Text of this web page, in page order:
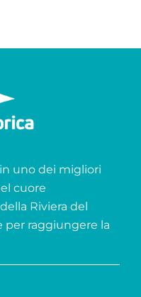
uno dei migliori
cuore
Riviera del
per raggiungere la